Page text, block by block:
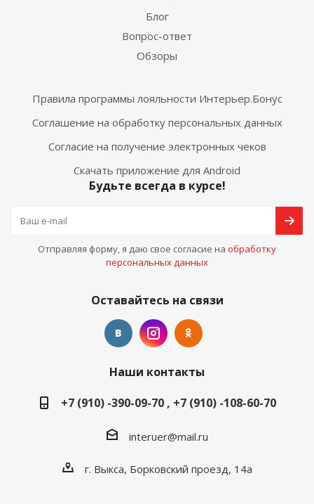
Блог
Вопрос-ответ
Обзоры
Правила программы лояльности Интерьер.Бонус
Соглашение на обработку персональных данных
Согласие на получение электронных чеков
Скачать приложение для Android
Будьте всегда в курсе!
Отправляя форму, я даю свое согласие на обработку
персональных данных
Оставайтесь на связи
Наши контакты
+7 (910) -390-09-70 , +7 (910) -108-60-70
interuer@mail.ru
г. Выкса, Борковский проезд, 14а